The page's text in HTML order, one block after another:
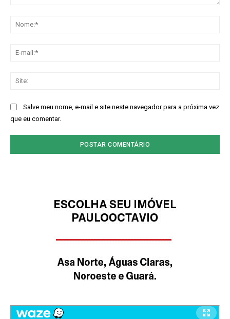
Salve meu nome, e-mail e site neste navegador para a próxima vez
que eu comentar.